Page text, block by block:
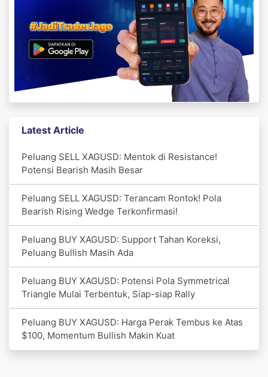
Latest Article
Peluang SELL XAGUSD: Mentok di Resistance!
Potensi Bearish Masih Besar
Peluang SELL XAGUSD: Terancam Rontok! Pola
Bearish Rising Wedge Terkonfirmasi!
Peluang BUY XAGUSD: Support Tahan Koreksi,
Peluang Bullish Masih Ada
Peluang BUY XAGUSD: Potensi Pola Symmetrical
Triangle Mulai Terbentuk, Siap-siap Rally
Peluang BUY XAGUSD: Harga Perak Tembus ke Atas
$100, Momentum Bullish Makin Kuat